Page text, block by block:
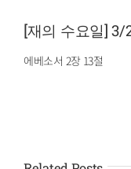
[재의 수요일]
에베소서 2장 13절